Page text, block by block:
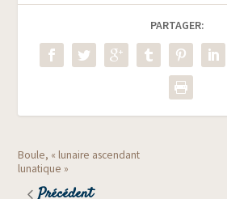
PARTAGER:
Boule, « lunaire ascendant
lunatique »
Précédent